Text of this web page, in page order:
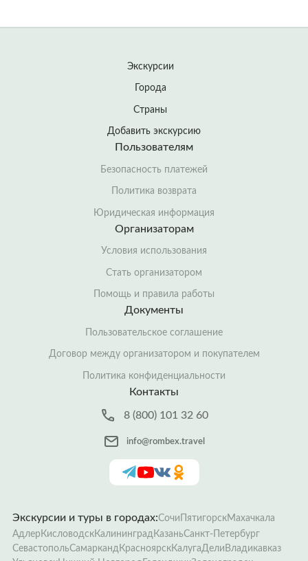
Экскурсии
Города
Страны
Добавить экскурсию
Пользователям
Безопасность платежей
Политика возврата
Юридическая информация
Организаторам
Условия использования
Стать организатором
Помощь и правила работы
Документы
Пользовательское соглашение
Договор между организатором и покупателем
Политика конфиденциальности
Контакты
8 (800) 101 32 60
info@rombex.travel
Экскурсии и туры в городах:Сочи ПятигорскМахачкала
Адлер КисловодскКалининградКазаньСанкт-Петербург
СевастопольСамаркандКрасноярскКалугаДели Владикавказ